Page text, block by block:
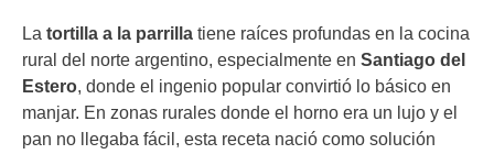
La tortilla a la parrilla tiene raíces profundas en la cocina
rural del norte argentino, especialmente en Santiago del
Estero, donde el ingenio popular convirtió lo básico en
manjar. En zonas rurales donde el horno era un lujo y el
pan no llegaba fácil, esta receta nació como solución